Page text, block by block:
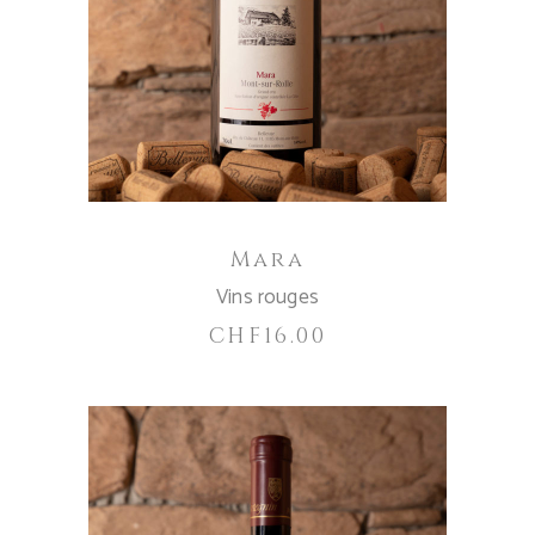
AGGIUNGI AL CARRELLO
Mara
Vins rouges
CHF 16.00